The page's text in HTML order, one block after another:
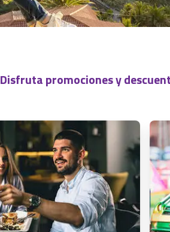
Disfruta promociones y